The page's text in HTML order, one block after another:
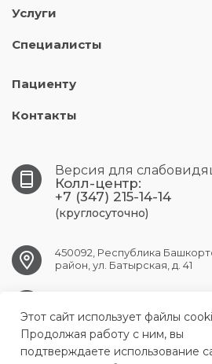
Услуги
Специалисты
Пациенту
Контакты
Версия для
Колл-центр:
+7 (347) 215-14-14
(круглосуточно)
450092, Республика
район, ул. Батырская, д. 41
Этот сайт использует файлы
Продолжая работу с ним, вы
подтверждаете использование